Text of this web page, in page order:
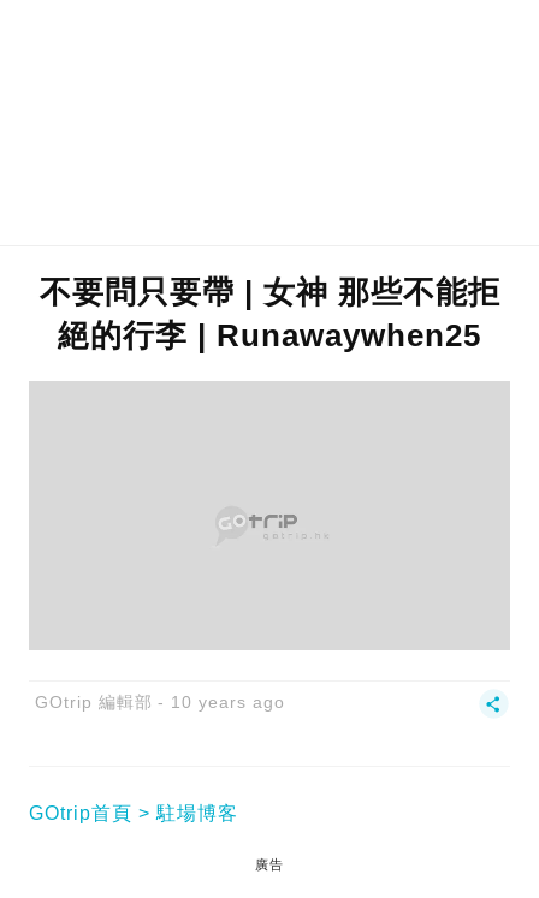
不要問只要帶 | 女神 那些不能拒
絕的行李 | Runawaywhen25
GOtrip 編輯部 10 years ago
GOtrip首頁 駐場博客
廣告